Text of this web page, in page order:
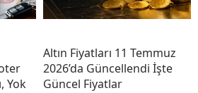
Yok
Altın Fiyatları 11 Temmuz
2026’da Güncellendi İşte
Güncel Fiyatlar